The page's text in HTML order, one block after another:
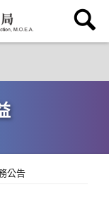
公告